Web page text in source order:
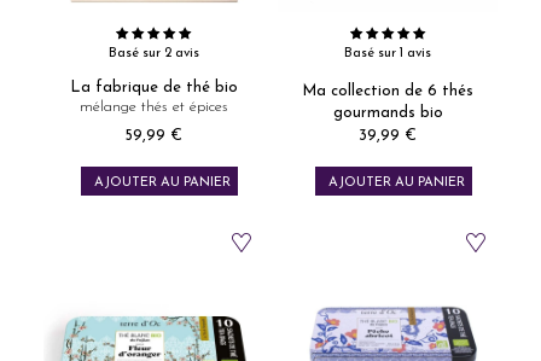
Basé sur 2 avis
La fabrique de thé bio
mélange thés et épices
Prix
59,99 €
AJOUTER AU PANIER
Basé sur 1 avis
Ma collection de 6 thés
gourmands bio
Prix
39,99 €
AJOUTER AU PANIER